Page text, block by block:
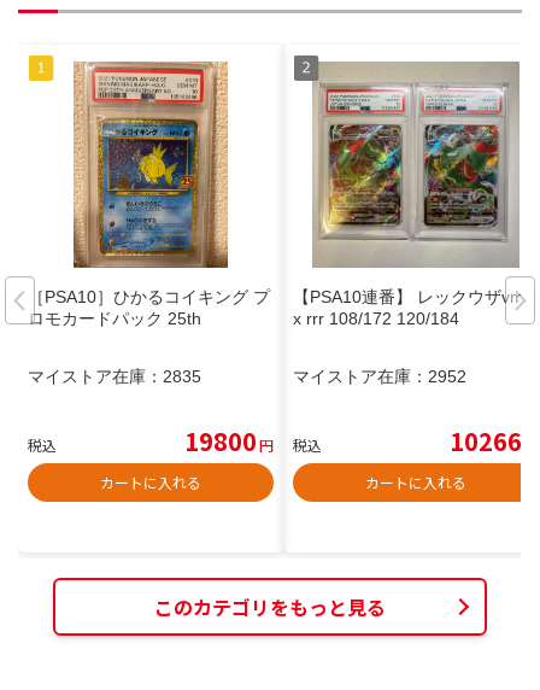
［PSA10］ひかるコイキング プ
ロモカードパック 25th
マイストア在庫： 2835
税込 19800円
カートに入れる
【PSA10連番】 レックウザvma
x rrr 108/172 120/184
マイストア在庫： 2952
税込 10266
カートに入れる
このカテゴリをもっと見る